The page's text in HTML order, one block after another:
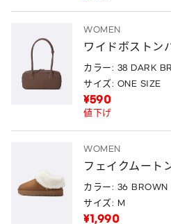
WOMEN
ワイドボストン
カラー: 38 DARK
サイズ: ONE SIZE
¥590
値下げ
WOMEN
フェイクムート
カラー: 36 BROWN
サイズ: M
¥1,990